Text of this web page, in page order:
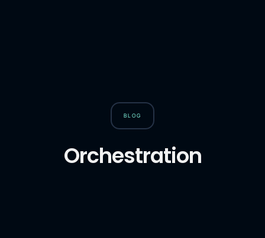
BLOG
Orchestration